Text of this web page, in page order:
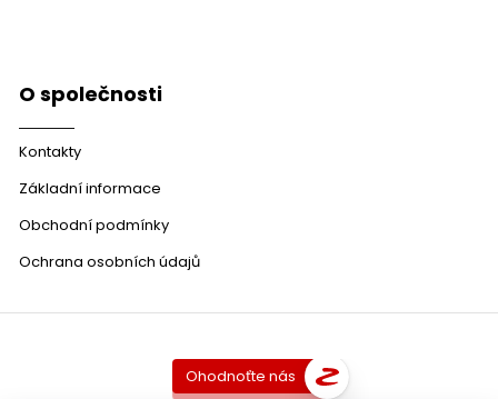
O společnosti
Kontakty
Základní informace
Obchodní podmínky
Ochrana osobních údajů
Ohodnoťte nás